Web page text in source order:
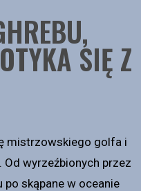
SIĘ Z
mistrzowskiego golfa i
wyrzeźbionych przez
skąpane w oceanie